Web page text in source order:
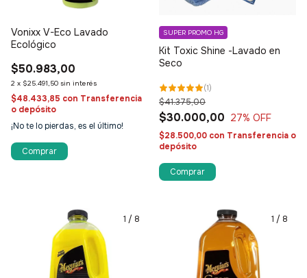
Vonixx V-Eco Lavado
Ecológico
$50.983,00
2 x $25.491,50 sin interés
$48.433,85 con Transferencia
o depósito
¡No te lo pierdas, es el último!
Comprar
Kit Toxic Shine -Lavado en
Seco
(1)
$30.000,00
$41.375,00
27% OFF
SUPER PROMO HG
$28.500,00 con Transferencia o
depósito
1 / 8 1 / 8